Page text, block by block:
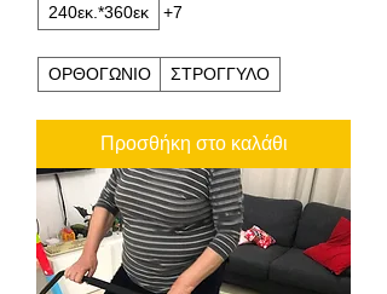
240εκ.*360εκ
+7
ΟΡΘΟΓΩΝΙΟ ΣΤΡOΓΓΥΛΟ
Προσθήκη στο καλάθι